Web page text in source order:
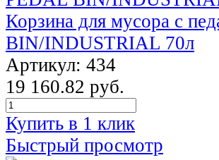
Корзина для мусора с
BIN/INDUSTRIAL 70л
Артикул: 434
19 160.82 руб.
Купить в 1 клик
Быстрый просмотр